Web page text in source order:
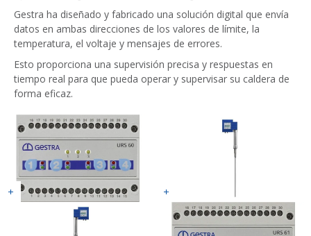
Gestra ha diseñado y fabricado una solución digital que envía
datos en ambas direcciones de los valores de límite, la
temperatura, el voltaje y mensajes de errores.
Esto proporciona una supervisión precisa y respuestas en
tiempo real para que pueda operar y supervisar su caldera de
forma eficaz.